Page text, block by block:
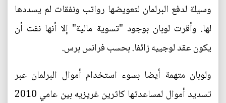
وسيلة لدفع البرلمان لتعويضها رواتب ونفقات لم يسددها
لها. وأقرت لوبان بوجود "تسوية مالية" إلا أنها نفت أن
يكون عقد لوجييه زائفا. بحسب فرانس برس.
ولوبان متهمة أيضا بسوء استخدام أموال البرلمان عبر
تسديد أموال لمساعدتها كاثرين غريزيه بين عامي 2010